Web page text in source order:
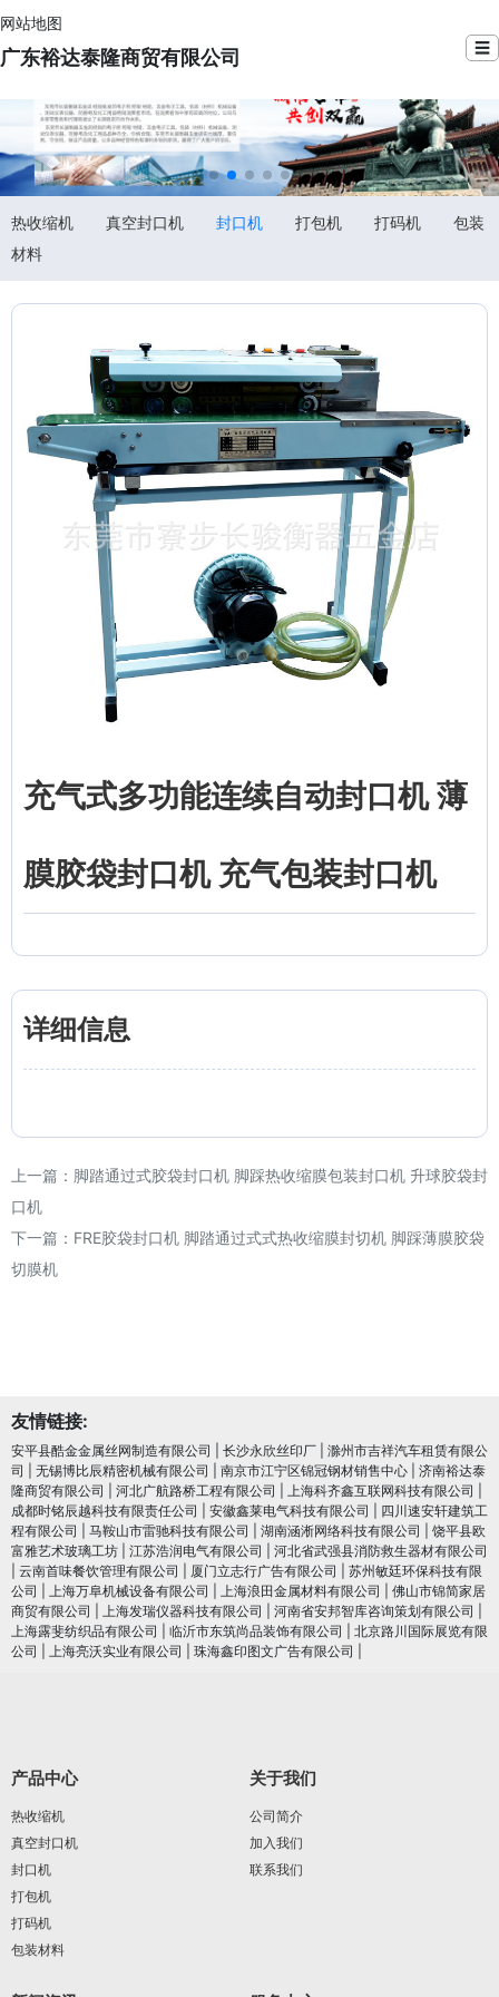
网站地图
广东裕达泰隆商贸有限公司 ☰
热收缩机 真空封口机 封口机 打包机 打码机
包装
材料
充气式多功能连续自动封口机 薄
膜胶袋封口机 充气包装封口机
详细信息
上一篇： 脚踏通过式胶袋封口机 脚踩热收缩膜包装封口机 升球胶袋封
口机
下一篇： FRE胶袋封口机 脚踏通过式式热收缩膜封切机 脚踩薄膜胶袋
切膜机
友情链接:
安平县酷金金属丝网制造有限公司 长沙永欣丝印厂
滁州市吉祥汽车租赁有限公
司
无锡博比辰精密机械有限公司 南京市江宁区锦冠钢材销售中心
济南裕达泰
隆商贸有限公司
河北广航路桥工程有限公司 上海科齐鑫互联网科技有限公司
成都时铭辰越科技有限责任公司
安徽鑫莱电气科技有限公司
四川速安轩建筑工
程有限公司
马鞍山市雷驰科技有限公司 湖南涵淅网络科技有限公司
饶平县欧
富雅艺术玻璃工坊
江苏浩润电⽓有限公司
河北省武强县消防救生器材有限公司
云南首味餐饮管理有限公司 厦门立志行广告有限公司
苏州敏廷环保科技有限
公司
上海万阜机械设备有限公司 上海浪田金属材料有限公司
佛山市锦简家居
商贸有限公司
上海发瑞仪器科技有限公司 河南省安邦智库咨询策划有限公司
上海露斐纺织品有限公司
临沂市东筑尚品装饰有限公司
北京路川国际展览有限
公司
上海亮沃实业有限公司 珠海鑫印图文广告有限公司
产品中心
热收缩机
真空封口机
封口机
打包机
打码机
包装材料
关于我们
公司简介
加入我们
联系我们